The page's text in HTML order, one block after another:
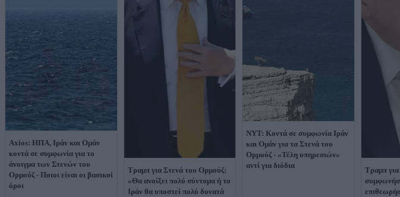
Axios: ΗΠΑ, Ιράν και Ομάν
κοντά σε συμφωνία για το
άνοιγμα των Στενών του
Ορμούζ - Ποιοι είναι οι βασικοί
όροι
Τραμπ για Στενά του Ορμούζ:
«Θα ανοίξει πολύ σύντομα ή το
Ιράν θα υποστεί πολύ δυνατά
NYT: Κοντά σε συμφωνία Ιράν
και Ομάν για τα Στενά του
Ορμούζ - «Τέλη υπηρεσιών»
αντί για διόδια
Τραμπ